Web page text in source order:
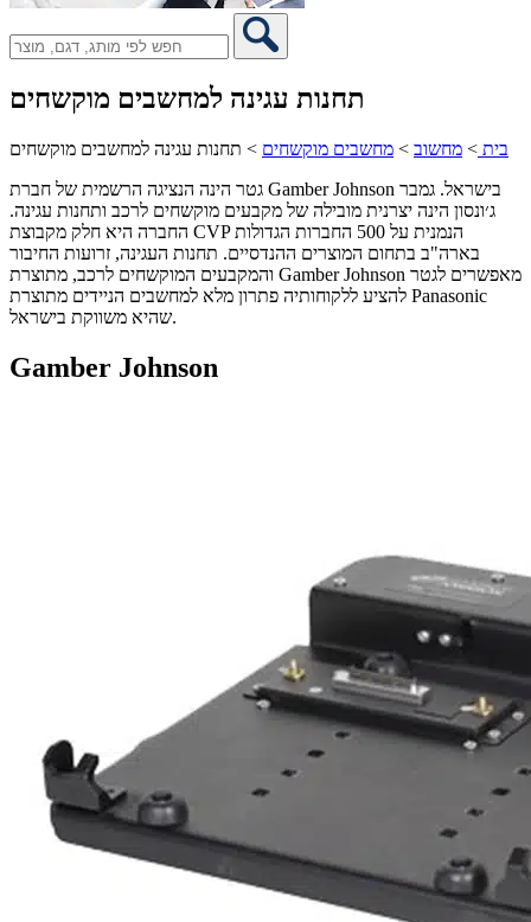
תחנות עגינה למחשבים מוקשחים
בית > מחשוב > מחשבים מוקשחים > תחנות עגינה למחשבים מוקשחים
גטר הינה הנציגה הרשמית של חברת Gamber Johnson בישראל. גמבר
ג׳ונסון הינה יצרנית מובילה של מקבעים מוקשחים לרכב ותחנות עגינה.
החברה היא חלק מקבוצת CVP הנמנית על 500 החברות הגדולות
בארה"ב בתחום המוצרים ההנדסיים. תחנות העגינה, זרועות החיבור
והמקבעים המוקשחים לרכב, מתוצרת Gamber Johnson מאפשרים לגטר
להציע ללקוחותיה פתרון מלא למחשבים הניידים מתוצרת Panasonic
שהיא משווקת בישראל.
Gamber Johnson